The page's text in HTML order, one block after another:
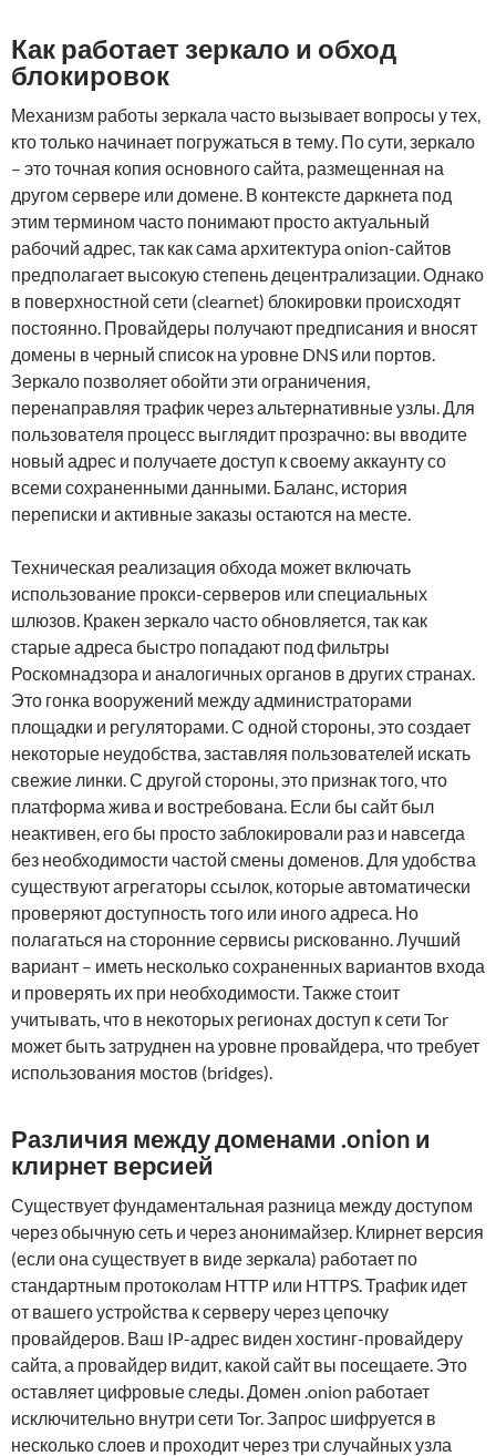
Как работает зеркало и обход
блокировок
Механизм работы зеркала часто вызывает вопросы у тех,
кто только начинает погружаться в тему. По сути, зеркало
– это точная копия основного сайта, размещенная на
другом сервере или домене. В контексте даркнета под
этим термином часто понимают просто актуальный
рабочий адрес, так как сама архитектура onion-сайтов
предполагает высокую степень децентрализации. Однако
в поверхностной сети (clearnet) блокировки происходят
постоянно. Провайдеры получают предписания и вносят
домены в черный список на уровне DNS или портов.
Зеркало позволяет обойти эти ограничения,
перенаправляя трафик через альтернативные узлы. Для
пользователя процесс выглядит прозрачно: вы вводите
новый адрес и получаете доступ к своему аккаунту со
всеми сохраненными данными. Баланс, история
переписки и активные заказы остаются на месте.
Техническая реализация обхода может включать
использование прокси-серверов или специальных
шлюзов. Кракен зеркало часто обновляется, так как
старые адреса быстро попадают под фильтры
Роскомнадзора и аналогичных органов в других странах.
Это гонка вооружений между администраторами
площадки и регуляторами. С одной стороны, это создает
некоторые неудобства, заставляя пользователей искать
свежие линки. С другой стороны, это признак того, что
платформа жива и востребована. Если бы сайт был
неактивен, его бы просто заблокировали раз и навсегда
без необходимости частой смены доменов. Для удобства
существуют агрегаторы ссылок, которые автоматически
проверяют доступность того или иного адреса. Но
полагаться на сторонние сервисы рискованно. Лучший
вариант – иметь несколько сохраненных вариантов входа
и проверять их при необходимости. Также стоит
учитывать, что в некоторых регионах доступ к сети Tor
может быть затруднен на уровне провайдера, что требует
использования мостов (bridges).
Различия между доменами .onion и
клирнет версией
Существует фундаментальная разница между доступом
через обычную сеть и через анонимайзер. Клирнет версия
(если она существует в виде зеркала) работает по
стандартным протоколам HTTP или HTTPS. Трафик идет
от вашего устройства к серверу через цепочку
провайдеров. Ваш IP-адрес виден хостинг-провайдеру
сайта, а провайдер видит, какой сайт вы посещаете. Это
оставляет цифровые следы. Домен .onion работает
исключительно внутри сети Tor. Запрос шифруется в
несколько слоев и проходит через три случайных узла